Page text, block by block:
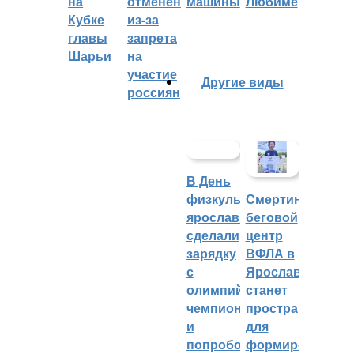
Кубке
главы
Шарьи
из-за
запрета
на
участие
россиян
Другие виды
В День
физкультурника
ярославцы
сделали
зарядку
с
олимпийским
чемпионом
и
попробовали
Смертин:
беговой
центр
ВФЛА в
Ярославле
станет
пространством
для
формирования